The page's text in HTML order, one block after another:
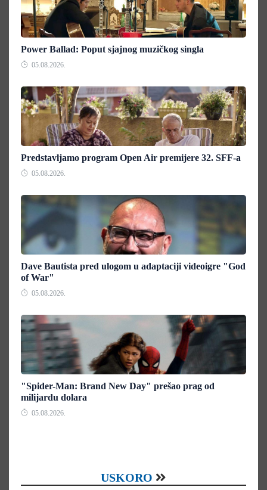
Power Ballad: Poput sjajnog muzičkog singla
05.08.2026.
Predstavljamo program Open Air premijere 32. SFF-a
05.08.2026.
Dave Bautista pred ulogom u adaptaciji videoigre "God
of War"
05.08.2026.
"Spider-Man: Brand New Day" prešao prag od
milijardu dolara
05.08.2026.
USKORO